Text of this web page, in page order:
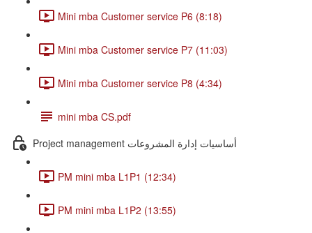
Mini mba Customer service P6 (8:18)
Mini mba Customer service P7 (11:03)
Mini mba Customer service P8 (4:34)
mini mba CS.pdf
Project management أساسيات إدارة المشروعات
PM mini mba L1P1 (12:34)
PM mini mba L1P2 (13:55)